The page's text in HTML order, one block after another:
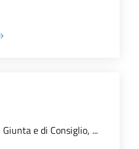
SERVIZI SCOLASTICI
e di Consiglio, ...